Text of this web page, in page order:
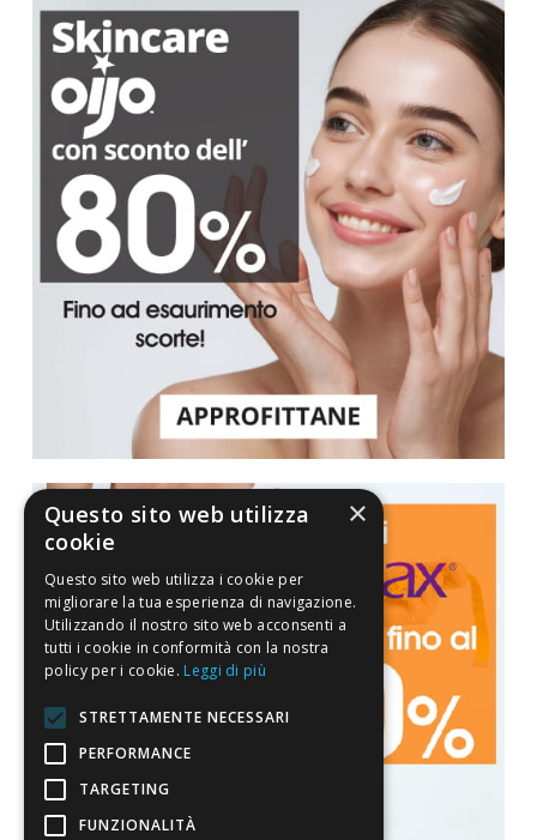
×
Questo sito web utilizza
cookie
Questo sito web utilizza i cookie per
migliorare la tua esperienza di navigazione.
Utilizzando il nostro sito web acconsenti a
tutti i cookie in conformità con la nostra
policy per i cookie. Leggi di più
STRETTAMENTE NECESSARI
PERFORMANCE
TARGETING
FUNZIONALITÀ